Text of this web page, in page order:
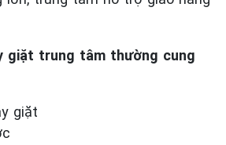
giặt trung tâm thường cung
giặt